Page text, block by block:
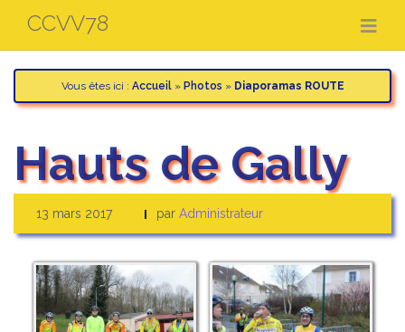
contenu
CCVV78
Vous êtes ici : Accueil» Photos » Diaporamas ROUTE
Hauts de Gally
13 mars 2017 par Administrateur